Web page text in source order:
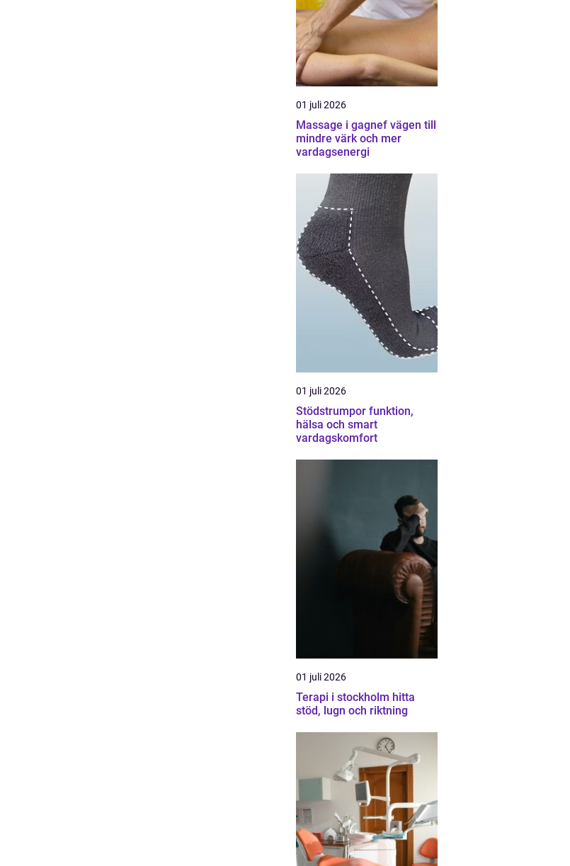
01 juli 2026
Massage i gagnef vägen till
mindre värk och mer
vardagsenergi
01 juli 2026
Stödstrumpor funktion,
hälsa och smart
vardagskomfort
01 juli 2026
Terapi i stockholm hitta
stöd, lugn och riktning